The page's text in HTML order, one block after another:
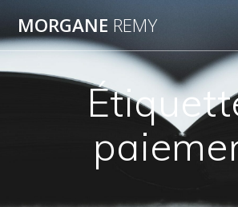
MORGANE REMY